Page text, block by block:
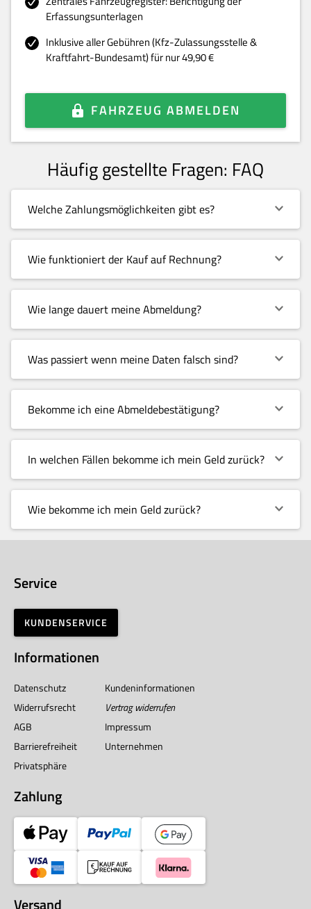
Erfassungsunterlagen
Inklusive aller Gebühren (Kfz-Zulassungsstelle &
Kraftfahrt-Bundesamt) für nur 49,90 €
FAHRZEUG ABMELDEN
Häufig gestellte Fragen: FAQ
Welche Zahlungsmöglichkeiten gibt es?
Wie funktioniert der Kauf auf Rechnung?
Wie lange dauert meine Abmeldung?
Was passiert wenn meine Daten falsch sind?
Bekomme ich eine Abmeldebestätigung?
In welchen Fällen bekomme ich mein Geld zurück?
Wie bekomme ich mein Geld zurück?
Service
KUNDENSERVICE
Informationen
Datenschutz
Kundeninformationen
Widerrufsrecht
Vertrag widerrufen
AGB
Impressum
Barrierefreiheit
Unternehmen
Privatsphäre
Zahlung
Versand